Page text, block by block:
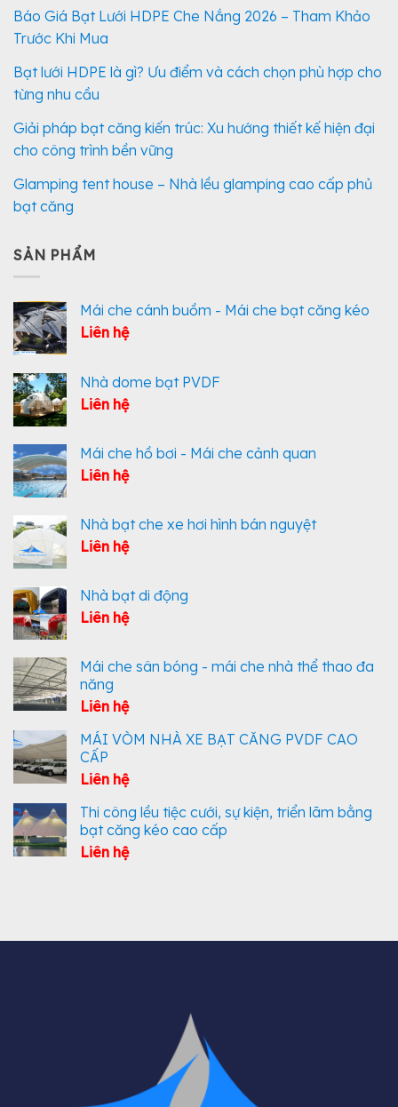
Báo Giá Bạt Lưới HDPE Che Nắng 2026 – Tham Khảo
Trước Khi Mua
Bạt lưới HDPE là gì? Ưu điểm và cách chọn phù hợp cho
từng nhu cầu
Giải pháp bạt căng kiến trúc: Xu hướng thiết kế hiện đại
cho công trình bền vững
Glamping tent house – Nhà lều glamping cao cấp phủ
bạt căng
SẢN PHẨM
Mái che cánh buồm - Mái che bạt căng kéo
Liên hệ
Nhà dome bạt PVDF
Liên hệ
Mái che hồ bơi - Mái che cảnh quan
Liên hệ
Nhà bạt che xe hơi hình bán nguyệt
Liên hệ
Nhà bạt di động
Liên hệ
Mái che sân bóng - mái che nhà thể thao đa
năng
Liên hệ
MÁI VÒM NHÀ XE BẠT CĂNG PVDF CAO
CẤP
Liên hệ
Thi công lều tiệc cưới, sự kiện, triển lãm bằng
bạt căng kéo cao cấp
Liên hệ